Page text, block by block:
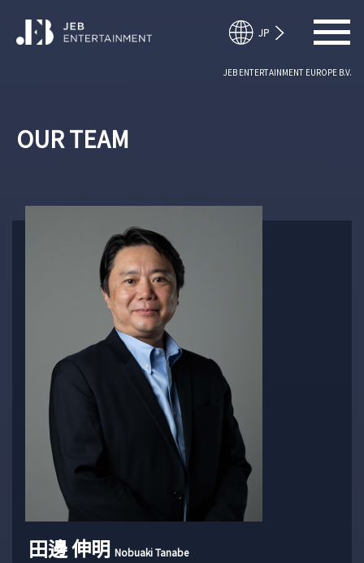
JEB ENTERTAINMENT EUROPE B.V.
OUR TEAM
田邊 伸明 Nobuaki Tanabe